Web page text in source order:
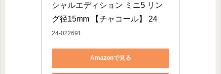
シャルエディション ミニ5 リン
グ径15mm 【チャコール】 24
24-022691
Amazonで見る